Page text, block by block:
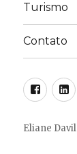
Turismo
Contato
Eliane